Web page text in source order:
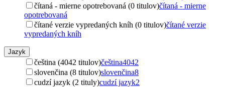
čítaná - mierne opotrebovaná (0 titulov)čítaná - mierne
opotrebovaná
čítané verzie vypredaných kníh (0 titulov)čítané verzie
vypredaných kníh
Jazyk
čeština (4042 titulov)čeština4042
slovenčina (8 titulov)slovenčina8
cudzí jazyk (2 tituly)cudzí jazyk2